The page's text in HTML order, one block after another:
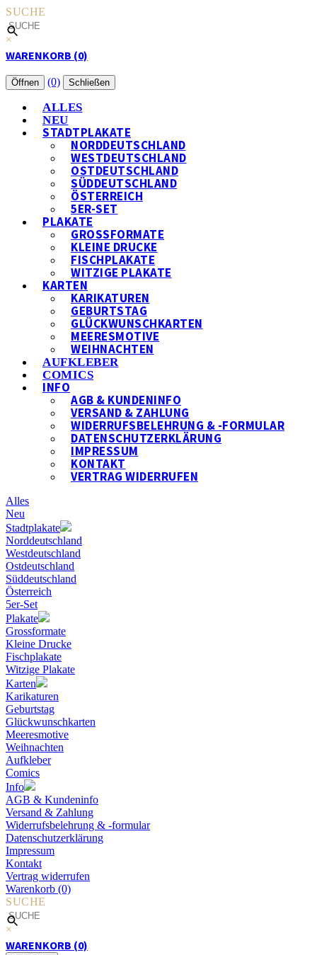
SUCHE
×
WARENKORB (0)
Öffnen (0) Schließen
ALLES
NEU
STADTPLAKATE
NORDDEUTSCHLAND
WESTDEUTSCHLAND
OSTDEUTSCHLAND
SÜDDEUTSCHLAND
ÖSTERREICH
5ER-SET
PLAKATE
GROSSFORMATE
KLEINE DRUCKE
FISCHPLAKATE
WITZIGE PLAKATE
KARTEN
KARIKATUREN
GEBURTSTAG
GLÜCKWUNSCHKARTEN
MEERESMOTIVE
WEIHNACHTEN
AUFKLEBER
COMICS
INFO
AGB & KUNDENINFO
VERSAND & ZAHLUNG
WIDERRUFSBELEHRUNG & -FORMULAR
DATENSCHUTZERKLÄRUNG
IMPRESSUM
KONTAKT
VERTRAG WIDERRUFEN
Alles
Neu
Stadtplakate
Norddeutschland
Westdeutschland
Ostdeutschland
Süddeutschland
Österreich
5er-Set
Plakate
Grossformate
Kleine Drucke
Fischplakate
Witzige Plakate
Karten
Karikaturen
Geburtstag
Glückwunschkarten
Meeresmotive
Weihnachten
Aufkleber
Comics
Info
AGB & Kundeninfo
Versand & Zahlung
Widerrufsbelehrung & -formular
Datenschutzerklärung
Impressum
Kontakt
Vertrag widerrufen
Warenkorb (0)
SUCHE
×
WARENKORB (0)